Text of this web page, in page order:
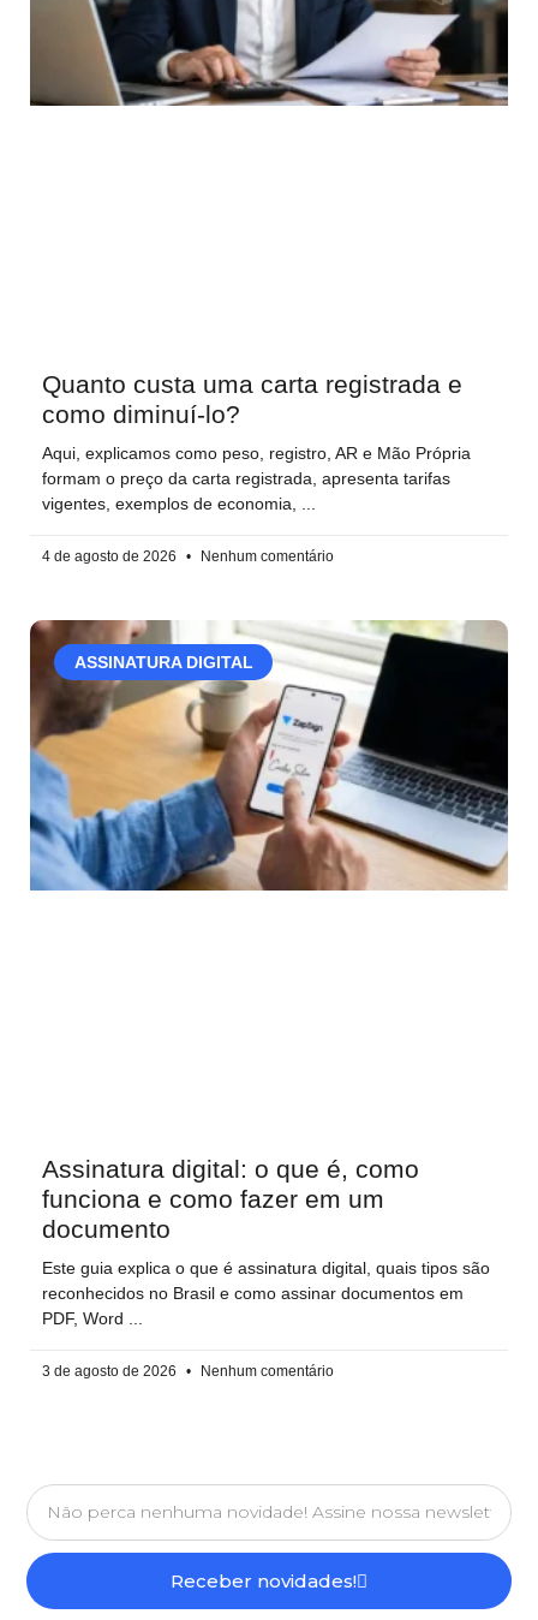
Quanto custa uma carta registrada e
como diminuí-lo?
Aqui, explicamos como peso, registro, AR e Mão Própria
formam o preço da carta registrada, apresenta tarifas
vigentes, exemplos de economia,
4 de agosto de 2026 Nenhum comentário
ASSINATURA DIGITAL
Assinatura digital: o que é, como
funciona e como fazer em um
documento
Este guia explica o que é assinatura digital, quais tipos são
reconhecidos no Brasil e como assinar documentos em
PDF, Word
3 de agosto de 2026 Nenhum comentário
Receber novidades!